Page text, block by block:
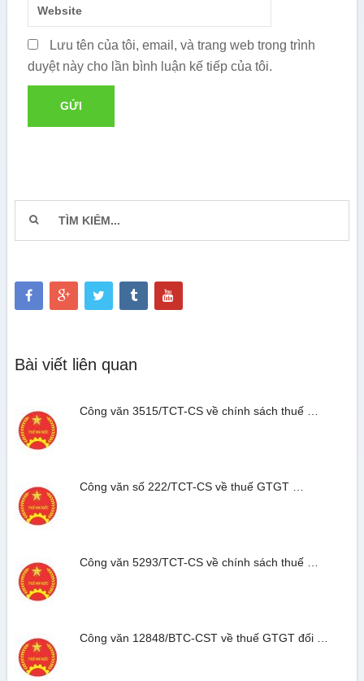
Lưu tên của tôi, email, và trang web trong trình
duyệt này cho lần bình luận kế tiếp của tôi.
Bài viết liên quan
Công văn 3515/TCT-CS về chính sách thuế …
Công văn số 222/TCT-CS về thuế GTGT …
Công văn 5293/TCT-CS về chính sách thuế …
Công văn 12848/BTC-CST về thuế GTGT đối …